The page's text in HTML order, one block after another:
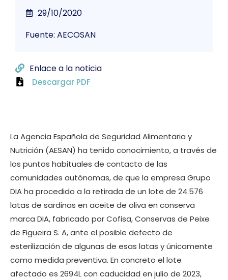
La Agencia Española de Seguridad Alimentaria y
Nutrición (AESAN) ha tenido conocimiento, a través de
los puntos habituales de contacto de las
comunidades autónomas, de que la empresa Grupo
DIA ha procedido a la retirada de un lote de 24.576
latas de sardinas en aceite de oliva en conserva
marca DIA, fabricado por Cofisa, Conservas de Peixe
de Figueira S. A, ante el posible defecto de
esterilización de algunas de esas latas y únicamente
como medida preventiva. En concreto el lote
afectado es 2694L con caducidad en julio de 2023,
29/10/2020
Fuente: AECOSAN
Enlace a la noticia
Descargar PDF